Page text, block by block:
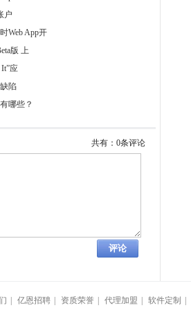
户
Web App开
版 上
应
陷
哪些？
共有：0条评论
亿恩招聘 资质荣誉 代理加盟 软件定制